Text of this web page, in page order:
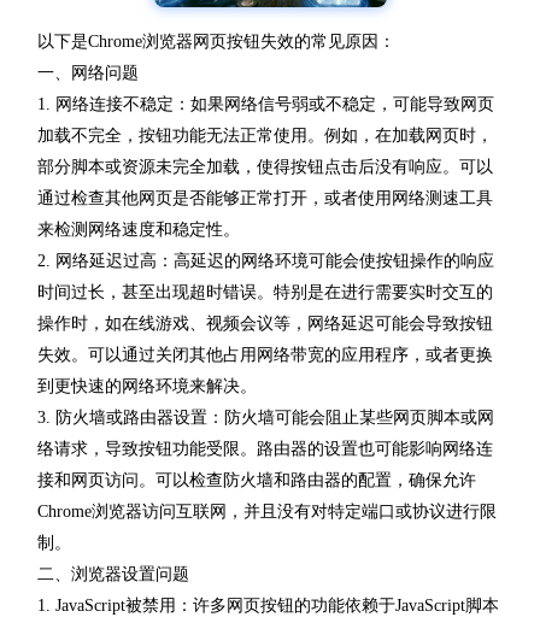
以下是Chrome浏览器网页按钮失效的常见原因：
一、网络问题
1. 网络连接不稳定：如果网络信号弱或不稳定，可能导致网页
加载不完全，按钮功能无法正常使用。例如，在加载网页时，
部分脚本或资源未完全加载，使得按钮点击后没有响应。可以
通过检查其他网页是否能够正常打开，或者使用网络测速工具
来检测网络速度和稳定性。
2. 网络延迟过高：高延迟的网络环境可能会使按钮操作的响应
时间过长，甚至出现超时错误。特别是在进行需要实时交互的
操作时，如在线游戏、视频会议等，网络延迟可能会导致按钮
失效。可以通过关闭其他占用网络带宽的应用程序，或者更换
到更快速的网络环境来解决。
3. 防火墙或路由器设置：防火墙可能会阻止某些网页脚本或网
络请求，导致按钮功能受限。路由器的设置也可能影响网络连
接和网页访问。可以检查防火墙和路由器的配置，确保允许
Chrome浏览器访问互联网，并且没有对特定端口或协议进行限
制。
二、浏览器设置问题
1. JavaScript被禁用：许多网页按钮的功能依赖于JavaScript脚本